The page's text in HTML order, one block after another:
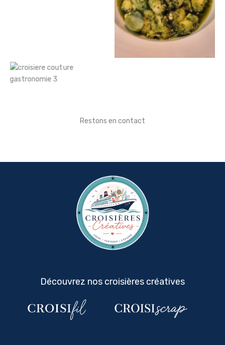
Restons en contact
Découvrez nos croisières créatives